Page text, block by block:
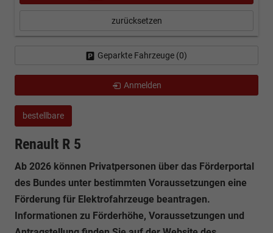
bestellbare
Renault R 5
Ab 2026 können Privatpersonen über das Förderportal
des Bundes unter bestimmten Voraussetzungen eine
Förderung für Elektrofahrzeuge beantragen.
Informationen zu Förderhöhe, Voraussetzungen und
zurücksetzen
Geparkte Fahrzeuge (0)
Anmelden